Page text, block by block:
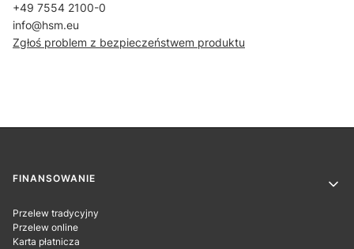
+49 7554 2100-0
info@hsm.eu
Zgłoś problem z bezpieczeństwem produktu
Linki w stopce
FINANSOWANIE
Przelew tradycyjny
Przelew online
Karta płatnicza